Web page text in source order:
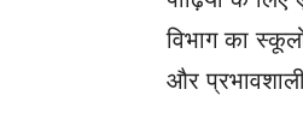
विभाग का
और